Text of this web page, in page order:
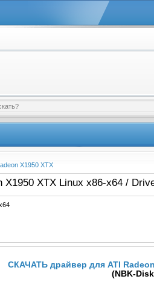
X1950 XTX
XTX Linux x86-x64 /
СКАЧАТЬ драйвер для ATI
(NBK-